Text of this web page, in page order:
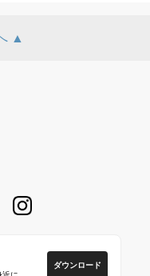
▲
ダウンロード